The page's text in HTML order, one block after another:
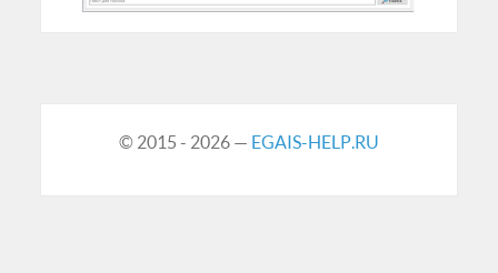
© 2015 - 2026 — EGAIS-HELP.RU